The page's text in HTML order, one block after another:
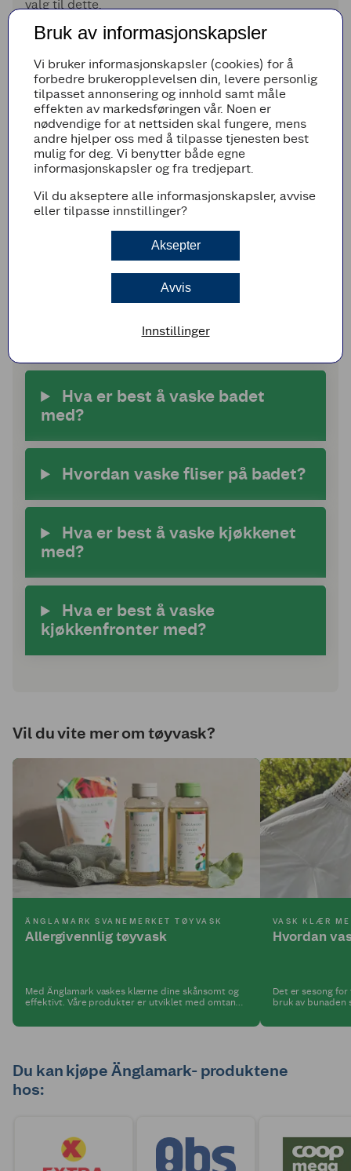
valg til dette.
Klesvask til våren
Klesvask hører også med, og det er ofte sensitive
plagg som strømpebukser, dresskjorter og
penkjoler i syntetiske materialer som skal vaskes til
våren.
Kan jeg vaske strømpebukser i
vaskemaskinen?
Hvordan vaske hvite
dresskjorter?
Hva er best å vaske badet
med?
Hvordan vaske fliser på badet?
Hva er best å vaske kjøkkenet
med?
Hva er best å vaske
kjøkkenfronter med?
Vil du vite mer om tøyvask?
ÄNGLAMARK SVANEMERKET TØYVASK
Allergivennlig tøyvask
Med Änglamark vaskes klærne dine skånsomt og
effektivt. Våre produkter er utviklet med omtanke
VASK KLÆR
Hvordan
Det er sesong
bruk av bunaden
Du kan kjøpe Änglamark- produktene
hos:
Bruk av informasjonskapsler
Vi bruker informasjonskapsler (cookies) for å
forbedre brukeropplevelsen din, levere personlig
tilpasset annonsering og innhold samt måle
effekten av markedsføringen vår. Noen er
nødvendige for at nettsiden skal fungere, mens
andre hjelper oss med å tilpasse tjenesten best
mulig for deg. Vi benytter både egne
informasjonskapsler og fra tredjepart.
Vil du akseptere alle informasjonskapsler, avvise
eller tilpasse innstillinger?
Aksepter
Avvis
Innstillinger